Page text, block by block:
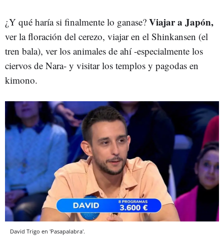
¿Y qué haría si finalmente lo ganase? Viajar a Japón,
ver la floración del cerezo, viajar en el Shinkansen (el
tren bala), ver los animales de ahí -especialmente los
ciervos de Nara- y visitar los templos y pagodas en
kimono.
David Trigo en 'Pasapalabra'.